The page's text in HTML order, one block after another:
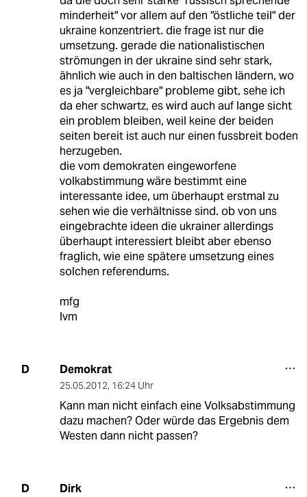
minderheit" vor allem auf den "östliche teil" der
ukraine konzentriert. die frage ist nur die
umsetzung. gerade die nationalistischen
strömungen in der ukraine sind sehr stark,
ähnlich wie auch in den baltischen ländern, wo
es ja "vergleichbare" probleme gibt, sehe ich
da eher schwartz, es wird auch auf lange sicht
ein problem bleiben, weil keine der beiden
seiten bereit ist auch nur einen fussbreit boden
herzugeben.
die vom demokraten eingeworfene
volkabstimmung wäre bestimmt eine
interessante idee, um überhaupt erstmal zu
sehen wie die verhältnisse sind. ob von uns
eingebrachte ideen die ukrainer allerdings
überhaupt interessiert bleibt aber ebenso
fraglich, wie eine spätere umsetzung eines
solchen referendums.
mfg
lvm
D Demokrat
25.05.2012, 16:24 Uhr
Kann man nicht einfach eine Volksabstimmung
dazu machen? Oder würde das Ergebnis dem
Westen dann nicht passen?
D Dirk